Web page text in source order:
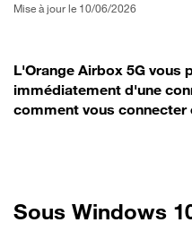
Mise à jour le 10/06/2026
L'Orange Airbox 5G vous
immédiatement d'une
comment vous connecter
Sous Windows